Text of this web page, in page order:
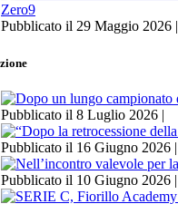
Zero9
Pubblicato il 29 Maggio 2026 |
Pubblicato il 8 Luglio 2026 |
Pubblicato il 16 Giugno 2026 |
Pubblicato il 10 Giugno 2026 |